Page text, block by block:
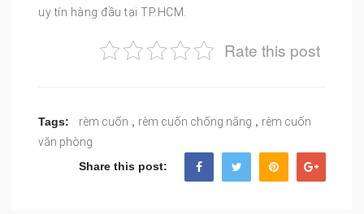
uy tín hàng đầu tại TP.HCM.
Rate this post
Tags: rèm cuốn , rèm cuốn chống nắng , rèm cuốn
văn phòng
Share this post: